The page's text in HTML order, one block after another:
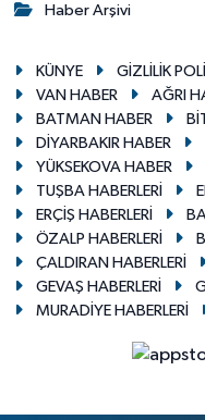
Haber Arşivi
KÜNYE GİZLİLİK
VAN HABER
AĞRI
BATMAN HABER
DİYARBAKIR HABER
YÜKSEKOVA HABER
TUŞBA HABERLERİ
ERÇİŞ HABERLERİ
ÖZALP HABERLERİ
ÇALDIRAN HABERLERİ
GEVAŞ HABERLERİ
MURADİYE HABERLERİ